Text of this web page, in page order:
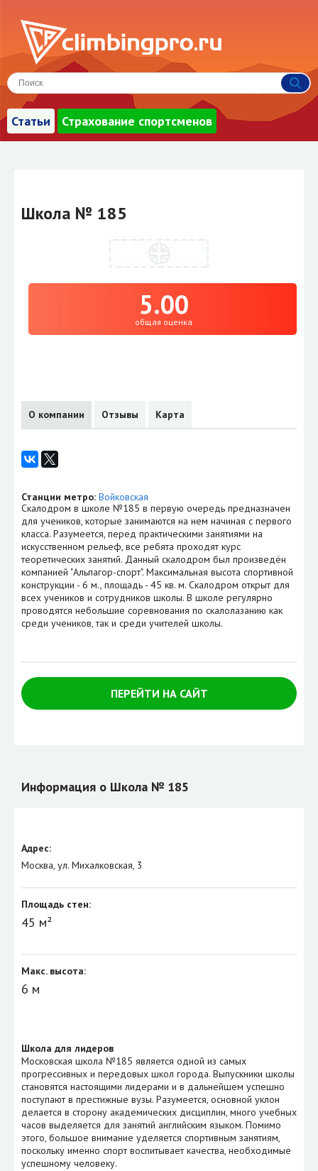
Статьи Страхование спортсменов
Школа № 185
5.00
общая оценка
О компании Отзывы Карта
Станции метро: Войковская
Скалодром в школе №185 в первую очередь предназначен
для учеников, которые занимаются на нем начиная с первого
класса. Разумеется, перед практическими занятиями на
искусственном рельеф, все ребята проходят курс
теоретических занятий. Данный скалодром был произведён
компанией "Альпагор-спорт". Максимальная высота спортивной
конструкции - 6 м., площадь - 45 кв. м. Скалодром открыт для
всех учеников и сотрудников школы. В школе регулярно
проводятся небольшие соревнования по скалолазанию как
среди учеников, так и среди учителей школы.
ПЕРЕЙТИ НА САЙТ
Информация о Школа № 185
Адрес:
Москва, ул. Михалковская, 3
Площадь стен:
45 м²
Макс. высота:
6 м
Школа для лидеров
Московская школа №185 является одной из самых
прогрессивных и передовых школ города. Выпускники школы
становятся настоящими лидерами и в дальнейшем успешно
поступают в престижные вузы. Разумеется, основной уклон
делается в сторону академических дисциплин, много учебных
часов выделяется для занятий английским языком. Помимо
этого, большое внимание уделяется спортивным занятиям,
поскольку именно спорт воспитывает качества, необходимые
успешному человеку.